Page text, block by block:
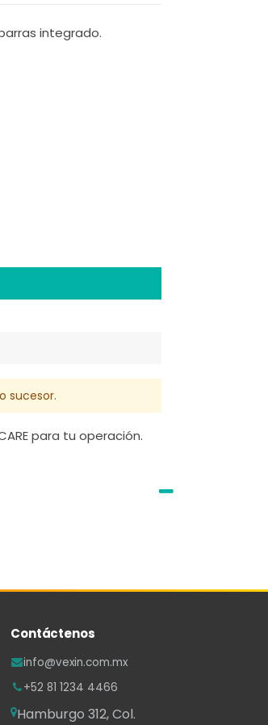
integrado.
sucesor.
para tu operación.
Contáctenos
info@vexin.com.mx
+52 81 1234 4466
Hamburgo 312, Col.